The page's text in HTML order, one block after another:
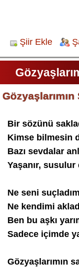
Şiir Ekle
Bir sözünü
Kimse bilmesin
Bazı sevdalar
Yaşanır, susulur
Ne seni
Ne kendimi
Ben bu aşkı
Sadece içimde
Gözyaşlarımın